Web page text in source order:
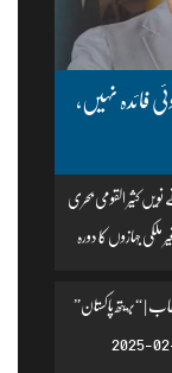
فائدہ نہیں،
کثیر القومی بحری
جہازوں کا دورہ
| “بریتھ پاکستان”